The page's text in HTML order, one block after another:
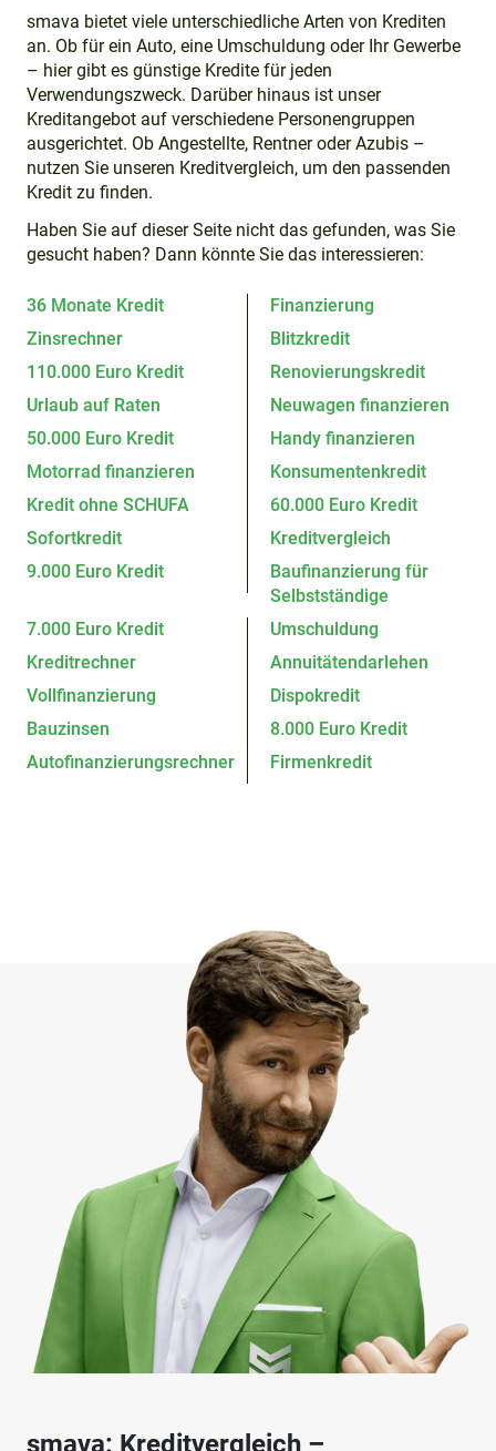
smava bietet viele unterschiedliche Arten von Krediten
an. Ob für ein Auto, eine Umschuldung oder Ihr Gewerbe
– hier gibt es günstige Kredite für jeden
Verwendungszweck. Darüber hinaus ist unser
Kreditangebot auf verschiedene Personengruppen
ausgerichtet. Ob Angestellte, Rentner oder Azubis –
nutzen Sie unseren Kreditvergleich, um den passenden
Kredit zu finden.
Haben Sie auf dieser Seite nicht das gefunden, was Sie
gesucht haben? Dann könnte Sie das interessieren:
36 Monate Kredit
Finanzierung
Zinsrechner
Blitzkredit
110.000 Euro Kredit
Renovierungskredit
Urlaub auf Raten
Neuwagen finanzieren
50.000 Euro Kredit
Handy finanzieren
Motorrad finanzieren
Konsumentenkredit
Kredit ohne SCHUFA
60.000 Euro Kredit
Sofortkredit
Kreditvergleich
9.000 Euro Kredit
Baufinanzierung für
Selbstständige
7.000 Euro Kredit
Umschuldung
Kreditrechner
Annuitätendarlehen
Vollfinanzierung
Dispokredit
Bauzinsen
8.000 Euro Kredit
Autofinanzierungsrechner
Firmenkredit
smava: Kreditvergleich –